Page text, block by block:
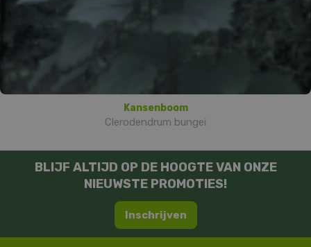
Kansenboom
Clerodendrum bungei
BLIJF ALTIJD OP DE HOOGTE VAN ONZE
NIEUWSTE PROMOTIES!
Inschrijven